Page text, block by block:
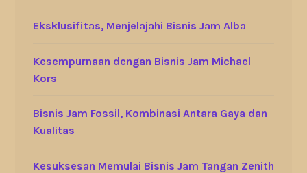
Eksklusifitas, Menjelajahi Bisnis Jam Alba
Kesempurnaan dengan Bisnis Jam Michael
Kors
Bisnis Jam Fossil, Kombinasi Antara Gaya dan
Kualitas
Kesuksesan Memulai Bisnis Jam Tangan Zenith